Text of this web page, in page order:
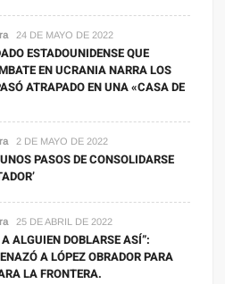
24 DE MAYO DE 2022
ESTADOUNIDENSE QUE
EN UCRANIA NARRA LOS
ATRAPADO EN UNA «CASA DE
2 DE MAYO DE 2022
PASOS DE CONSOLIDARSE
25 DE ABRIL DE 2022
ALGUIEN DOBLARSE ASÍ”:
A LÓPEZ OBRADOR PARA
LA FRONTERA.